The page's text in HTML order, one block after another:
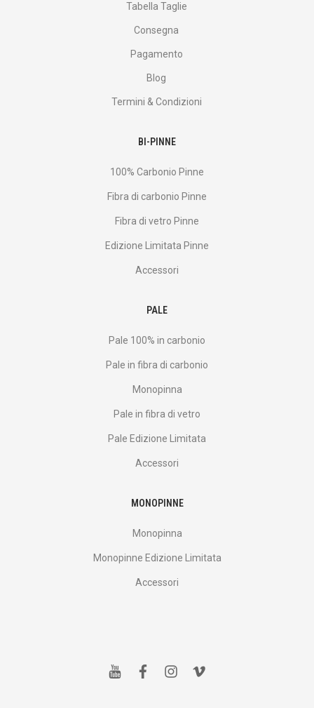
Tabella Taglie
Consegna
Pagamento
Blog
Termini & Condizioni
BI-PINNE
100% Carbonio Pinne
Fibra di carbonio Pinne
Fibra di vetro Pinne
Edizione Limitata Pinne
Accessori
PALE
Pale 100% in carbonio
Pale in fibra di carbonio
Monopinna
Pale in fibra di vetro
Pale Edizione Limitata
Accessori
MONOPINNE
Monopinna
Monopinne Edizione Limitata
Accessori
y f i v